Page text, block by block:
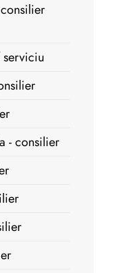
serviciu
- consilier